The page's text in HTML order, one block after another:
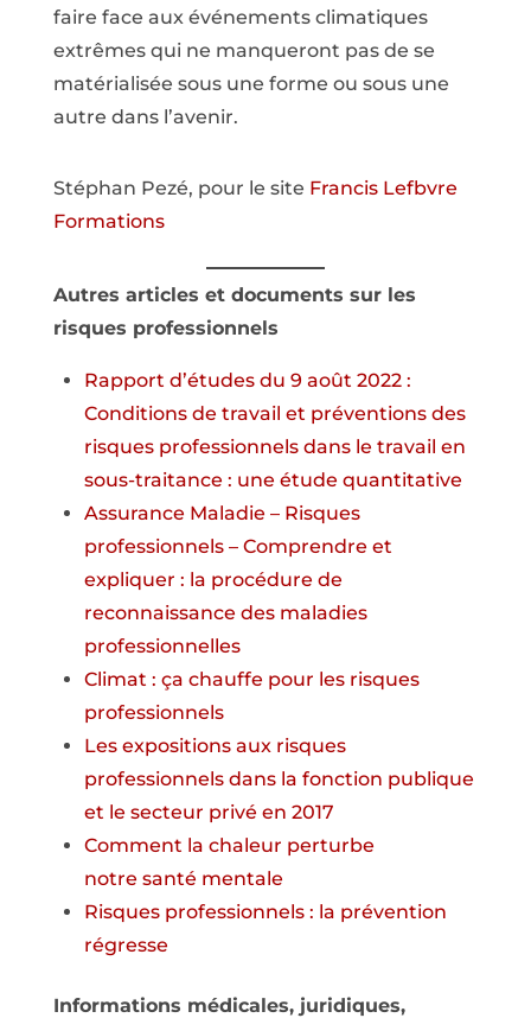
faire face aux événements climatiques
extrêmes qui ne manqueront pas de se
matérialisée sous une forme ou sous une
autre dans l’avenir.
Stéphan Pezé, pour le site Francis Lefbvre
Formations
Autres articles et documents sur les
risques professionnels
Rapport d’études du 9 août 2022 :
Conditions de travail et préventions des
risques professionnels dans le travail en
sous-traitance : une étude quantitative
Assurance Maladie – Risques
professionnels – Comprendre et
expliquer : la procédure de
reconnaissance des maladies
professionnelles
Climat : ça chauffe pour les risques
professionnels
Les expositions aux risques
professionnels dans la fonction publique
et le secteur privé en 2017
Comment la chaleur perturbe
notre santé mentale
Risques professionnels : la prévention
régresse
Informations médicales, juridiques,